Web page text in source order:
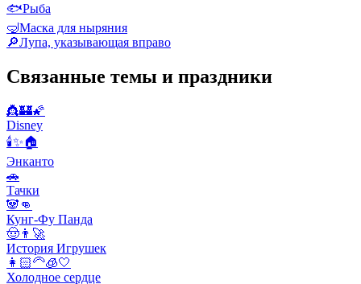
🐟Рыба
🤿Маска для ныряния
🔎Лупа, указывающая вправо
Связанные темы и праздники
👸🏰🌠
Disney
🕯✨🏠
Энканто
🚗
Тачки
🐼👊
Кунг-Фу Панда
🤠👨‍🚀
История Игрушек
👩🏻‍🦳🧊🤍
Холодное сердце